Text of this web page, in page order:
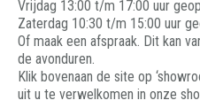
Vrijdag 13:00 t/m 17:00 uur
Zaterdag 10:30 t/m 15:00 uur
Of maak een afspraak. Dit kan
de avonduren.
Klik bovenaan de site op
uit u te verwelkomen in onze